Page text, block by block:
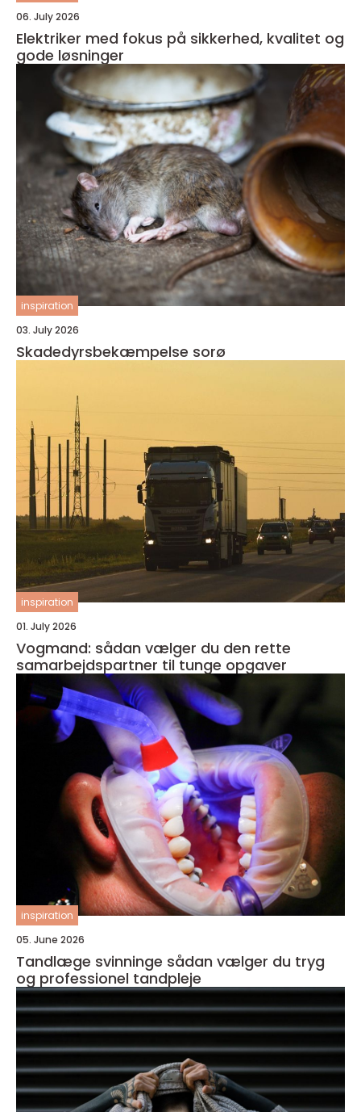
06. July 2026
Elektriker med fokus på sikkerhed, kvalitet og
gode løsninger
inspiration
03. July 2026
Skadedyrsbekæmpelse sorø
inspiration
01. July 2026
Vogmand: sådan vælger du den rette
samarbejdspartner til tunge opgaver
inspiration
05. June 2026
Tandlæge svinninge sådan vælger du tryg
og professionel tandpleje